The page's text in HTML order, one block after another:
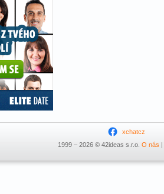
xchatcz
1999 – 2026 © 42ideas s.r.o. O nás |